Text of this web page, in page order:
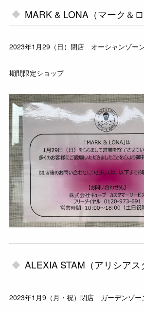
MARK & LONA（マーク＆ロ
2023年1月29（日）閉店 オーシャンゾー
期間限定ショップ
ALEXIA STAM（アリシアス
2023年1月9（月・祝）閉店 ガーデンゾー